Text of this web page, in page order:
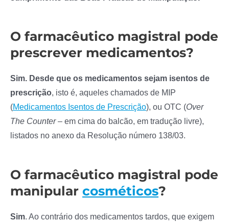
O farmacêutico magistral pode
prescrever medicamentos?
Sim. Desde que os medicamentos sejam isentos de
prescrição, isto é, aqueles chamados de MIP
(Medicamentos Isentos de Prescrição), ou OTC (Over
The Counter– em cima do balcão, em tradução livre),
listados no anexo da Resolução número 138/03.
O farmacêutico magistral pode
manipular cosméticos?
Sim. Ao contrário dos medicamentos tardos, que exigem